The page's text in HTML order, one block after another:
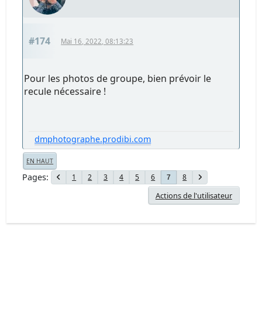
#174 Mai 16, 2022, 08:13:23
Pour les photos de groupe, bien prévoir le
recule nécessaire !
dmphotographe.prodibi.com
EN HAUT
Pages 1 2 3 4 5 6 7 8
Actions de l'utilisateur